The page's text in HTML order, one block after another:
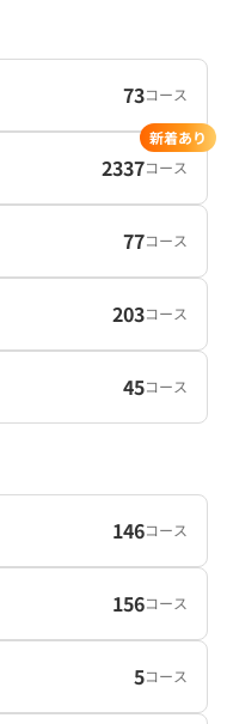
73コース
2337コース
新着あり
77コース
203コース
45コース
146コース
156コース
5コース